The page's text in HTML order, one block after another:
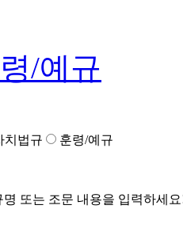
/예규
치법규 훈령/예규
명 또는 조문 내용을 입력하세